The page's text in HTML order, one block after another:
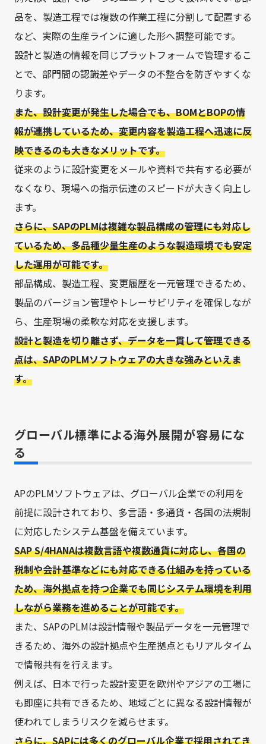
品を、製造工程では複数の作業工程に分割して配置する
など、実際の生産ラインに適した形へ調整可能です。
設計と製造の情報を同じプラットフォームで管理するこ
とで、部門間の認識差やデータの不整合を防ぎやすくな
ります。
また、設計変更が発生した場合でも、BOMとBOPの情
報が連携しているため、変更内容を製造工程へ迅速に反
映できるのも大きなメリットです。
従来のように設計変更をメールや資料で共有する必要が
なくなり、現場への指示伝達のスピードが大きく向上し
ます。
さらに、SAPのPLMは複雑な製品構成の管理にも対応し
ているため、多品種少量生産のような製造環境でも安定
した運用が可能です。
部品構成、製造工程、変更履歴を一元管理できるため、
製品のバージョン管理やトレーサビリティを確保しなが
ら、生産現場の柔軟な対応を支援します。
設計と製造を切り離さず、データを一貫して管理できる
点は、SAPのPLMソフトウェアの大きな強みといえま
す。
グローバル標準による海外展開が容易にな
る
APのPLMソフトウェアは、グローバル企業での利用を
前提に設計されており、多言語・多通貨・各国の法規制
に対応したシステム基盤を備えています。
SAP S/4HANAは複数言語や複数通貨に対応し、各国の
税制や会計基準などにも対応できる仕組みを持っている
ため、海外拠点を持つ企業でも同じシステム環境を利用
しながら業務を進めることが可能です。
また、SAPのPLMは設計情報や製品データを一元管理で
きるため、海外の設計拠点や生産拠点ともリアルタイム
で情報共有を行えます。
例えば、日本で行った設計変更を欧州やアジアの工場に
も即座に共有できるため、地域ごとに異なる設計情報が
使われてしまうリスクを減らせます。
さらに、SAPには多くのグローバル企業で採用されてき